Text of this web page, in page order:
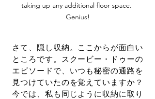
taking up any additional floor space.
Genius!
さて、隠し収納。ここからが面白い
ところです。スクービー・ドゥーの
エピソードで、いつも秘密の通路を
見つけていたのを覚えていますか？
今では、私も同じように収納に取り